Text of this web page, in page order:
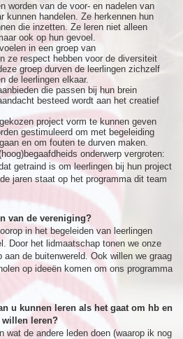
worden van de voor- en nadelen van
kunnen handelen. Ze herkennen hun
die inzetten. Ze leren niet alleen
ook op hun gevoel.
in een groep van
ze respect hebben voor de diversiteit
groep durven de leerlingen zichzelf
de leerlingen elkaar.
die passen bij hun brein
besteed wordt aan het creatief
project vorm te kunnen geven
gestimuleerd om met begeleiding
en om fouten te durven maken.
onderwerp vergroten:
getraind is om leerlingen bij hun project
jaren staat op het programma dit team
van de vereniging?
in het begeleiden van leerlingen
Door het lidmaatschap tonen we onze
aan de buitenwereld. Ook willen we graag
op ideeën komen om ons programma
u kunnen leren als het gaat om hb en
willen leren?
wat de andere leden doen (waarop ik nog